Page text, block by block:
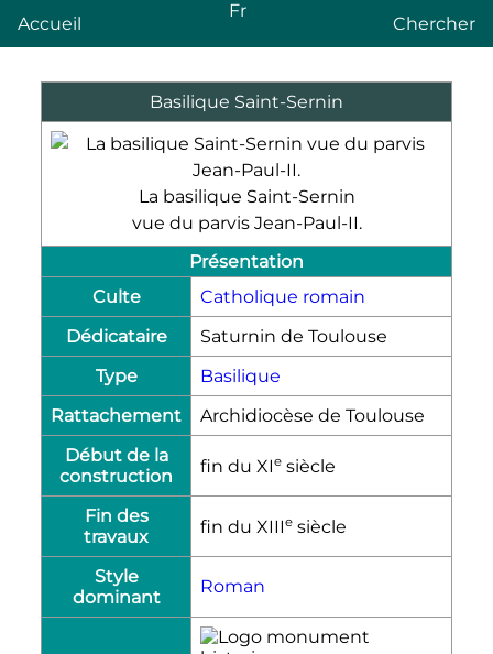
Accueil
Fr
Chercher
Basilique Saint-Sernin
La basilique Saint-Sernin
vue du parvis Jean-Paul-II.
Présentation
Culte
Catholique romain
Dédicataire
Saturnin de Toulouse
Type
Basilique
Rattachement
Archidiocèse de Toulouse
Début de la
construction
fin du XIe siècle
Fin des
travaux
fin du XIIIe siècle
Style
dominant
Roman